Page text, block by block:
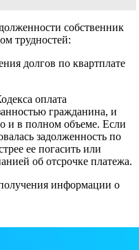
собственник
трудностей:
долгов по квартплате
оплата
гражданина, и
и в полном объеме. Если
задолженность по
ее погасить или
об отсрочке платежа.
информации о